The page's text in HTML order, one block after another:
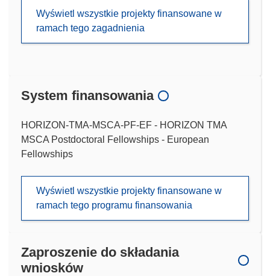
Wyświetl wszystkie projekty finansowane w
ramach tego zagadnienia
System finansowania
HORIZON-TMA-MSCA-PF-EF - HORIZON TMA
MSCA Postdoctoral Fellowships - European
Fellowships
Wyświetl wszystkie projekty finansowane w
ramach tego programu finansowania
Zaproszenie do składania
wniosków